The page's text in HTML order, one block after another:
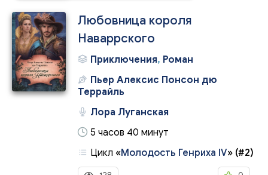
Любовница короля
Наваррского
Приключения, Роман
Пьер Алексис Понсон дю
Террайль
Лора Луганская
5 часов 40 минут
Цикл «Молодость Генриха IV» (#2)